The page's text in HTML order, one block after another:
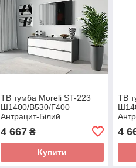
ТВ тумба Moreli ST-223
Ш1400/В530/Г400
Антрацит-Білий
4 667₴
Купити
ТВ
4